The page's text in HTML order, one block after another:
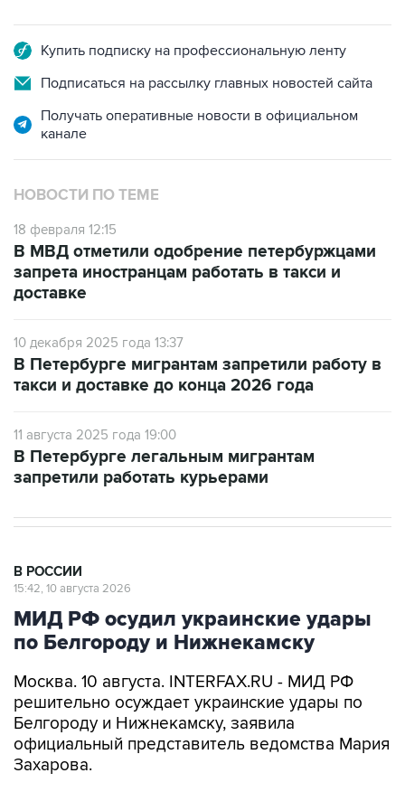
Купить подписку на профессиональную ленту
Подписаться на рассылку главных новостей сайта
Получать оперативные новости в официальном
канале
НОВОСТИ ПО ТЕМЕ
18 февраля 12:15
В МВД отметили одобрение петербуржцами
запрета иностранцам работать в такси и
доставке
10 декабря 2025 года 13:37
В Петербурге мигрантам запретили работу в
такси и доставке до конца 2026 года
11 августа 2025 года 19:00
В Петербурге легальным мигрантам
запретили работать курьерами
В РОССИИ
15:42, 10 августа 2026
МИД РФ осудил украинские удары
по Белгороду и Нижнекамску
Москва. 10 августа. INTERFAX.RU - МИД РФ
решительно осуждает украинские удары по
Белгороду и Нижнекамску, заявила
официальный представитель ведомства Мария
Захарова.